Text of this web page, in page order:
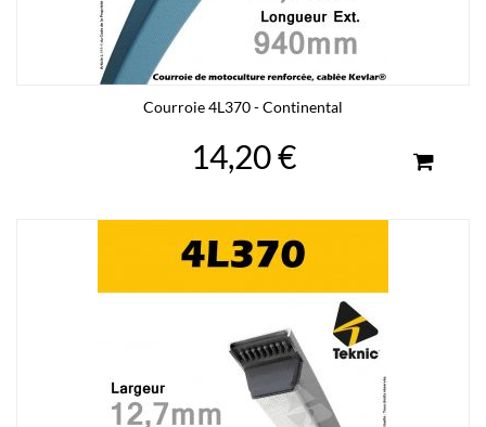
Courroie 4L370 - Continental
14,20 €